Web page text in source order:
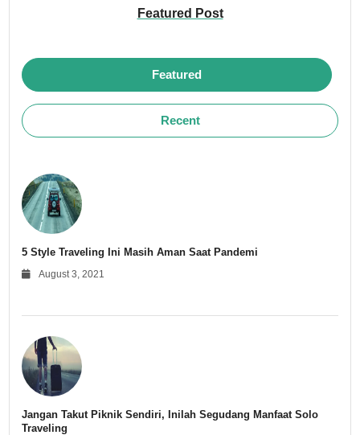
Featured Post
Featured
Recent
5 Style Traveling Ini Masih Aman Saat Pandemi
August 3, 2021
Jangan Takut Piknik Sendiri, Inilah Segudang Manfaat Solo
Traveling